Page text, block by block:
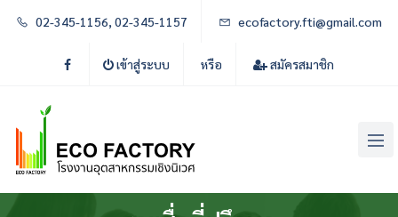
02-345-1156, 02-345-1157 ecofactory.fti@gmail.com
เข้าสู่ระบบ หรือ สมัครสมาชิก